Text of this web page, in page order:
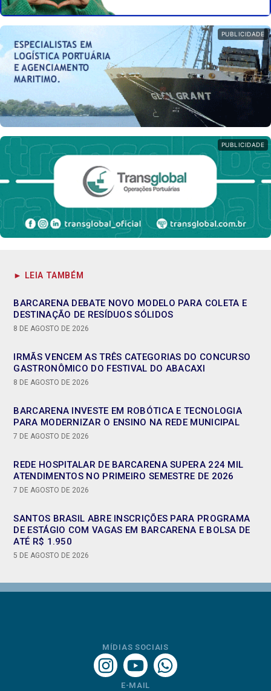
PUBLICIDADE
PUBLICIDADE
► LEIA TAMBÉM
BARCARENA DEBATE NOVO MODELO PARA COLETA E
DESTINAÇÃO DE RESÍDUOS SÓLIDOS
8 DE AGOSTO DE 2026
IRMÃS VENCEM AS TRÊS CATEGORIAS DO CONCURSO
GASTRONÔMICO DO FESTIVAL DO ABACAXI
8 DE AGOSTO DE 2026
BARCARENA INVESTE EM ROBÓTICA E TECNOLOGIA
PARA MODERNIZAR O ENSINO NA REDE MUNICIPAL
7 DE AGOSTO DE 2026
REDE HOSPITALAR DE BARCARENA SUPERA 224 MIL
ATENDIMENTOS NO PRIMEIRO SEMESTRE DE 2026
7 DE AGOSTO DE 2026
SANTOS BRASIL ABRE INSCRIÇÕES PARA PROGRAMA
DE ESTÁGIO COM VAGAS EM BARCARENA E BOLSA DE
ATÉ R$ 1.950
5 DE AGOSTO DE 2026
MÍDIAS SOCIAIS
E-MAIL